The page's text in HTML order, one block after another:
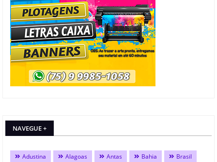
NAVEGUE +
Adustina Alagoas Antas Bahia Brasil